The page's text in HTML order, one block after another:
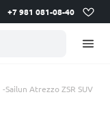
+7 981 081-08-40
-Sailun Atrezzo ZSR SUV